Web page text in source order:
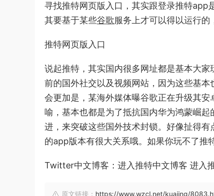
寻找推特网页版入口，其实跟登录推特app
其要基于某些谷歌服务上才可以得以运行
推特网页版入口
说起推特，其实国内很多网址都是基本大
前的国外社交以及视频网站，因为这些基
会更加是，某海外媒体曝谷歌正在升级其
喻，基本也都是为了抵抗国内华为鸿蒙崛
进，来突破这些国外技术封锁。好像扯得
的app版本有很大关系哦。如果你玩不了推
Twitter中文博客：进入推特中文博客 进入
原文链接： https://www.wzcl.net/kuajing/